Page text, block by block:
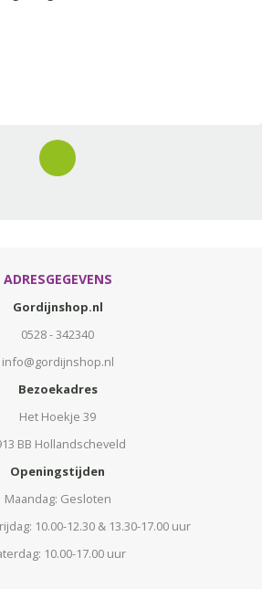
ADRESGEGEVENS
Gordijnshop.nl
0528 - 342340
info@gordijnshop.nl
Bezoekadres
Het Hoekje 39
BB Hollandscheveld
Openingstijden
Maandag: Gesloten
10.00-12.30 & 13.30-17.00 uur
10.00-17.00 uur